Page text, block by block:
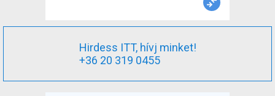
Hirdess ITT, hívj minket!
+36 20 319 0455